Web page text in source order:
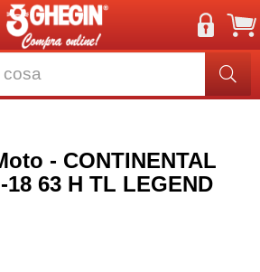
- CONTINENTAL
18 63 H TL LEGEND